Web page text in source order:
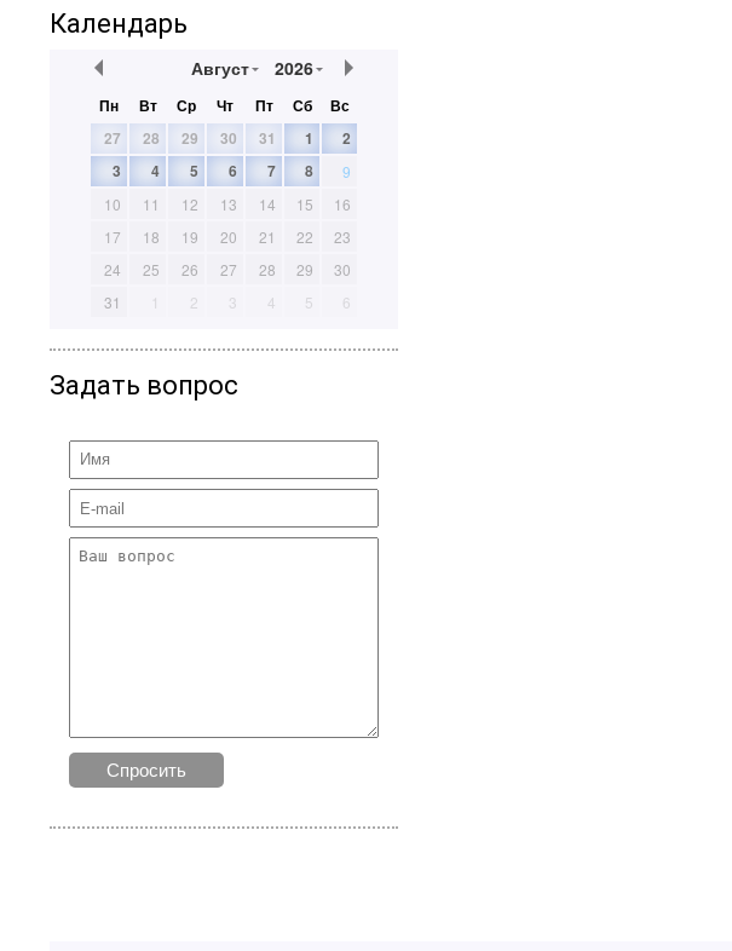
Календарь
Август 2026
Пн Вт Ср Чт Пт Сб
Вс
27
28 29 30 31 1
2
3
4 5 6 7 8
9
10
11 12 13 14 15
16
17
18 19 20 21 22
23
24
25 26 27 28 29
30
31
1 2 3 4 5 6
Задать вопрос